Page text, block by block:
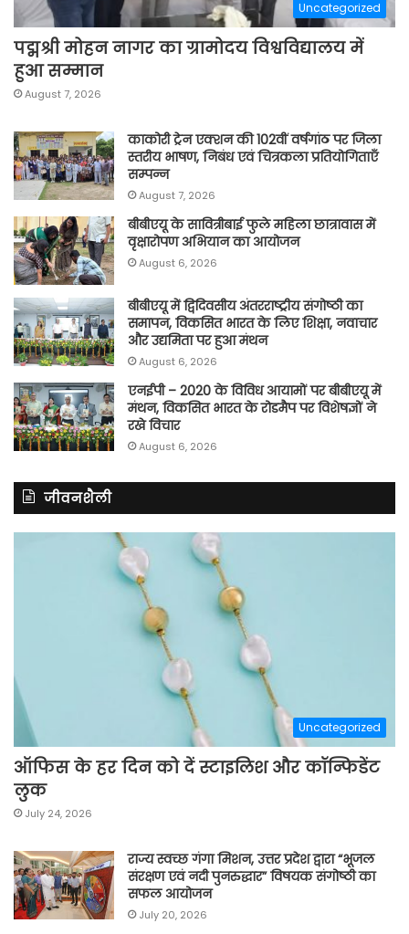
Uncategorized
पद्मश्री मोहन नागर का ग्रामोदय विश्वविद्यालय में
हुआ सम्मान
August 7, 2026
काकोरी ट्रेन एक्शन की 102वीं वर्षगांठ पर जिला
स्तरीय भाषण, निबंध एवं चित्रकला प्रतियोगिताएँ
सम्पन्न
August 7, 2026
बीबीएयू के सावित्रीबाई फुले महिला छात्रावास में
वृक्षारोपण अभियान का आयोजन
August 6, 2026
बीबीएयू में द्विदिवसीय अंतरराष्ट्रीय संगोष्ठी का
समापन, विकसित भारत के लिए शिक्षा, नवाचार
और उद्यमिता पर हुआ मंथन
August 6, 2026
एनईपी – 2020 के विविध आयामों पर बीबीएयू में
मंथन, विकसित भारत के रोडमैप पर विशेषज्ञों ने
रखे विचार
August 6, 2026
जीवनशैली
Uncategorized
ऑफिस के हर दिन को दें स्टाइलिश और कॉन्फिडेंट
लुक
July 24, 2026
राज्य स्वच्छ गंगा मिशन, उत्तर प्रदेश द्वारा “भूजल
संरक्षण एवं नदी पुनरुद्धार” विषयक संगोष्ठी का
सफल आयोजन
July 20, 2026